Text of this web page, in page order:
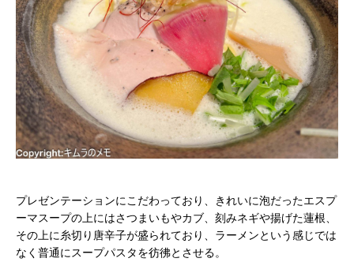
プレゼンテーションにこだわっており、きれいに泡だったエスプ
ーマスープの上にはさつまいもやカブ、刻みネギや揚げた蓮根、
その上に糸切り唐辛子が盛られており、ラーメンという感じでは
なく普通にスープパスタを彷彿とさせる。